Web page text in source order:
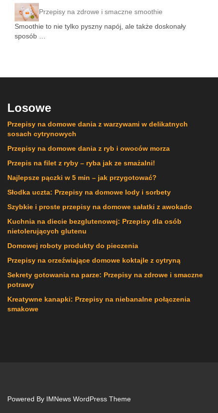
Przepisy na zdrowe i smaczne smoothie
Smoothie to nie tylko pyszny napój, ale także doskonały
sposób …
Losowe
Przepisy na domowe dania z warzywami w delikatnych
sosach cytrynowych
Przepisy na domowe dania z ryb i owoców morza
Przepis na filet z ryby – ryba jak ze smażalni!
Najlepsze pączki w 5 min – jak przygotować?
Słodka uczta: Przepisy na domowe lody i sorbety
Szybkie i proste przepisy na domowe sałatki z awokado
Kuchnia na diecie bezglutenowej: Przepisy dla osób
nietolerujących glutenu
Domowej roboty produkty do pieczenia
Przepisy na orzeźwiające domowe koktajle z cytryną
Sekrety gotowania na parze: Przepisy na zdrowe i smaczne
potrawy
Kreatywne kanapki: Przepisy na niebanalne połączenia
smakowe
Powered By IMNews WordPress Theme